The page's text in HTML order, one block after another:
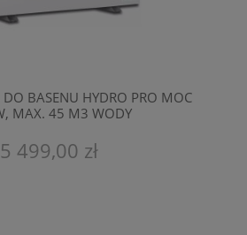
BASENU HYDRO PRO MOC
MAX. 45 M3 WODY
5 499,00 zł